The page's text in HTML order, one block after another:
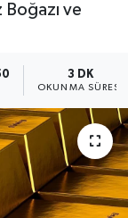
ve
3 DK
OKUNMA SÜRESI